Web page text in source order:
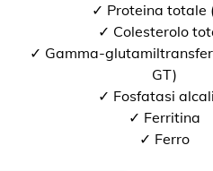
✓ Proteina totale
✓ Colesterolo
✓ Gamma-
GT)
✓ Fosfatasi
✓ Ferritina
✓ Ferro